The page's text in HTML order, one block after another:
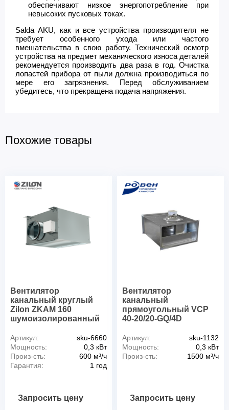
обеспечивают низкое энергопотребление при
невысоких пусковых токах.
Salda AKU, как и все устройства производителя не
требует особенного ухода или частого
вмешательства в свою работу. Технический осмотр
устройства на предмет механического износа деталей
рекомендуется производить два раза в год. Очистка
лопастей прибора от пыли должна производиться по
мере его загрязнения. Перед обслуживанием
убедитесь, что прекращена подача напряжения.
Похожие товары
Вентилятор
канальный круглый
Zilon ZKAM 160
шумоизолированный
Артикул:
sku-6660
Мощность:
0,3 кВт
Произ-сть:
600 м³/ч
Гарантия:
1 год
Запросить цену
Вентилятор
канальный
прямоугольный VCP
40-20/20-GQ/4D
Артикул:
sku-1132
Мощность:
0,3 кВт
Произ-сть:
1500 м³/ч
Запросить цену